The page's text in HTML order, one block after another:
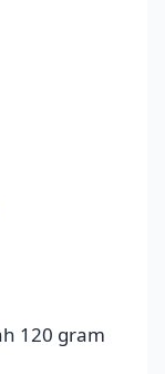
120 gram